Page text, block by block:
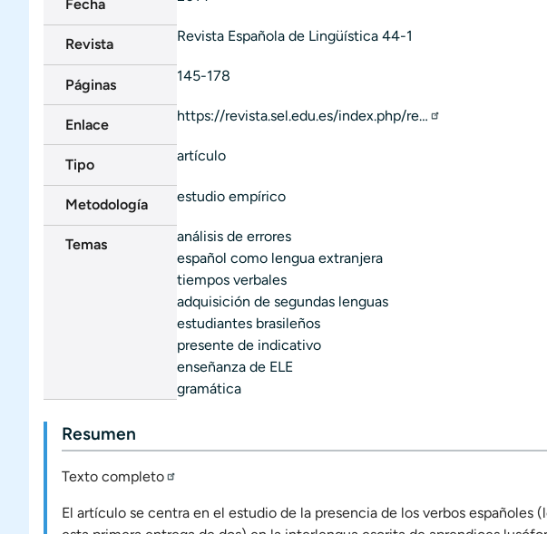
Fecha
Revista
Revista Española de Lingüística 44-1
Páginas
145-178
Enlace
https://revista.sel.edu.es/index.php/re…
Tipo
artículo
Metodología
estudio empírico
Temas
análisis de errores
español como lengua extranjera
tiempos verbales
adquisición de segundas lenguas
estudiantes brasileños
presente de indicativo
enseñanza de ELE
gramática
Resumen
Texto completo
El artículo se centra en el estudio de la presencia de los verbos españoles